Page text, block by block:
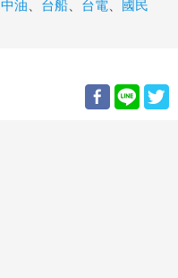
中油 台船 台電
國民